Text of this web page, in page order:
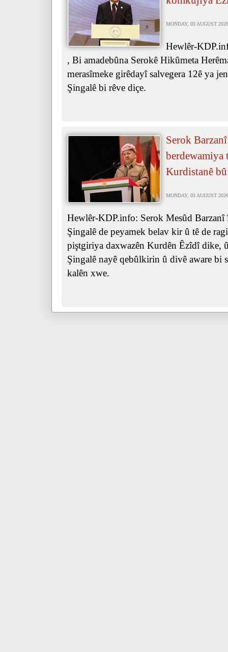
MONDAY, 03 AUGUST
Hewlêr-
, Bi amadebûna Serokê Hikûmeta
merasîmeke girêdayî salvegera 12ê ya
Şingalê bi rêve diçe.
Serok
berdewamiya
Kurdistanê bû
MONDAY, 03 AUGUST
Hewlêr-KDP.info: Serok Mesûd Barzanî
Şingalê de peyamek belav kir û tê de
piştgiriya daxwazên Kurdên Êzîdî dike,
Şingalê nayê qebûlkirin û divê aware bi
kalên xwe.